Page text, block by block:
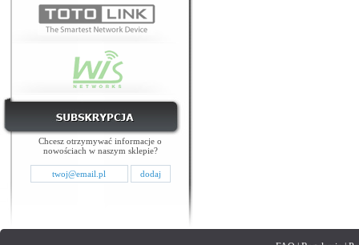
Chcesz otrzymywać informacje o
nowościach w naszym sklepie?